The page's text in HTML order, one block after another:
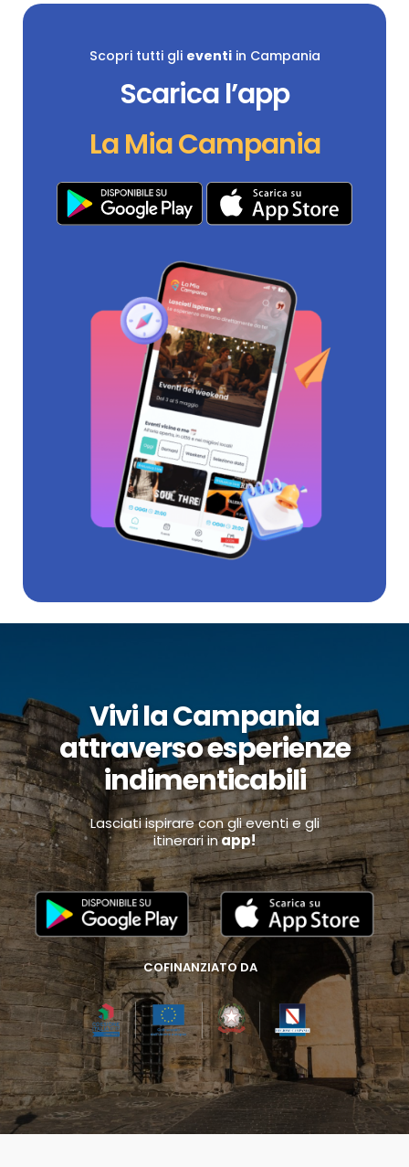
Scopri tutti gli eventiin Campania
Scarica l’app
La Mia Campania
Vivi la Campania
attraverso esperienze
indimenticabili
Lasciati ispirare con gli eventi e gli
itinerari inapp!
COFINANZIATO DA